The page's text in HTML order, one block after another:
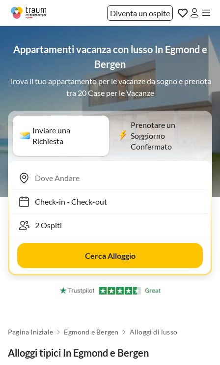
Diventa un ospite
Appartamenti vacanza con lusso In Egmond e
Bergen
Trova il tuo appartamento per le vacanze da sogno e prenota
tra 20 Case per le Vacanze
Inviare una
Richiesta
Prenotare un
Soggiorno
Confermato
Check-in- Check-out
Cerca Alloggio
Pagina Iniziale Egmond e Bergen Alloggi di lusso
Alloggi tipici In Egmond e Bergen